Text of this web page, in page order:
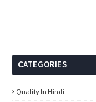
CATEGORIES
Quality In Hindi